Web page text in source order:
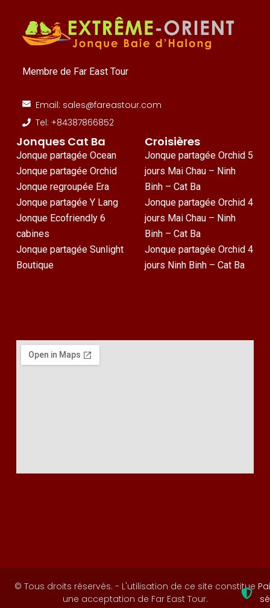
Membre de Far East Tour
Email: sales@fareastour.com
Tel: +84387866852
Jonques Cat Ba
Jonque partagée Ocean
Jonque partagée Orchid
Jonque regroupée Era
Jonque partagée Y Lang
Jonque Ecofriendly 6
cabines
Jonque partagée Sunlight
Boutique
Croisières
Jonque partagée Orchid 5
jours Mai Chau – Ninh
Binh – Cat Ba
Jonque partagée Orchid 4
jours Mai Chau – Ninh
Binh – Cat Ba
Jonque partagée Orchid 4
jours Ninh Binh – Cat Ba
© Tous droits réservés. - L'utilisation de ce site constitue
une acceptation de Far East Tour.